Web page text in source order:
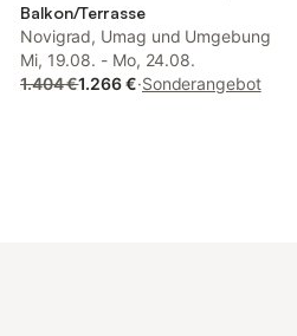
Balkon/Terrasse
Novigrad, Umag und Umgebung
Mi, 19.08. - Mo, 24.08.
1.404 €1.266 €·Sonderangebot